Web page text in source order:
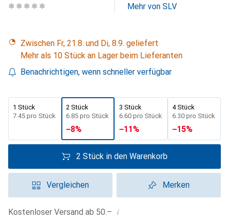
Mehr von SLV
Zwischen Fr, 21.8. und Di, 8.9. geliefert
Mehr als 10 Stück an Lager beim Lieferanten
Benachrichtigen, wenn schneller verfügbar
1 Stück
CHF
7.45 pro Stück
2 Stück
CHF
6.85 pro Stück
−8%
3 Stück
CHF
6.60 pro Stück
−11%
4 Stück
CHF
6.30 pro Stück
−15%
2 Stück in den Warenkorb
Vergleichen Merken
Kostenloser Versand ab 50.– i